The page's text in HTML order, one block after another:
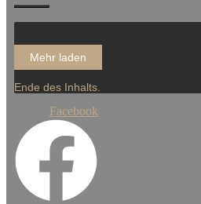
Mehr laden
Ende des Inhalts.
Facebook